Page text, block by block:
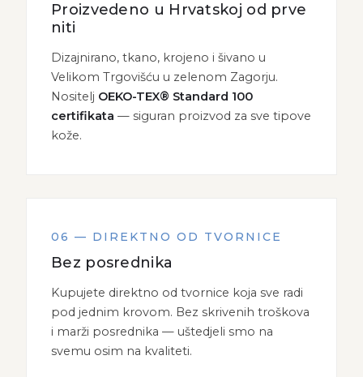
Proizvedeno u Hrvatskoj od prve
niti
Dizajnirano, tkano, krojeno i šivano u
Velikom Trgovišću u zelenom Zagorju.
Nositelj OEKO-TEX® Standard 100
certifikata — siguran proizvod za sve tipove
kože.
06 — DIREKTNO OD TVORNICE
Bez posrednika
Kupujete direktno od tvornice koja sve radi
pod jednim krovom. Bez skrivenih troškova
i marži posrednika — uštedjeli smo na
svemu osim na kvaliteti.